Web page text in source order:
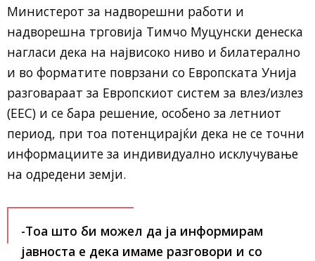
Министерот за надворешни работи и
надворешна трговија Тимчо Муцунски денеска
нагласи дека на највисоко ниво и билатерално
и во форматите поврзани со Европската Унија
разговараат за Европскиот систем за влез/излез
(ЕЕС) и се бара решение, особено за летниот
период, при тоа потенцирајќи дека не се точни
информациите за индивидуално исклучување
на одредени земји.
-Тоа што би можел да ја информирам
јавноста е дека имаме разговори и со